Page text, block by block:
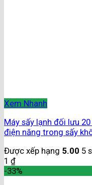
Xem Nhanh
Máy sấy lạnh đối lưu
điện năng trong sấy
Được xếp hạng 5.00 5
1 ₫
-33%